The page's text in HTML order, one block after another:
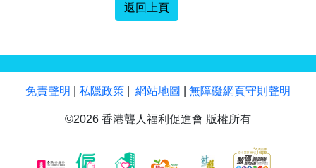
返回上頁
免責聲明 私隱政策 網站地圖 無障礙網頁守則聲明
©2026 香港聾人福利促進會 版權所有